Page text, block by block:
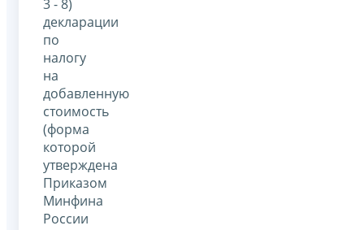
3 - 8)
декларации
по
налогу
на
добавленную
стоимость
(форма
которой
утверждена
Приказом
Минфина
России